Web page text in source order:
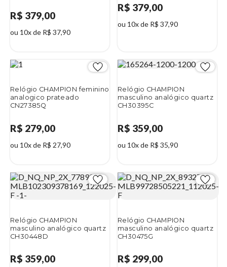
R$ 379,00
ou 10x de R$ 37,90
R$ 379,00
ou 10x de R$ 37,90
Relógio CHAMPION feminino
analogico prateado
CN27385Q
R$ 279,00
ou 10x de R$ 27,90
Relógio CHAMPION
masculino analógico quartz
CH30395C
R$ 359,00
ou 10x de R$ 35,90
Relógio CHAMPION
masculino analógico quartz
CH30448D
R$ 359,00
Relógio CHAMPION
masculino analógico quartz
CH30475G
R$ 299,00